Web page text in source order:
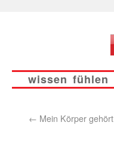
wissen fühlen
← Mein Körper